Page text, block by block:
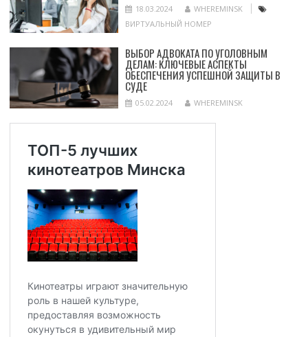
18.03.2024
WHEREMINSK
ВИРТУАЛЬНЫЙ НОМЕР
ВЫБОР АДВОКАТА ПО УГОЛОВНЫМ
ДЕЛАМ: КЛЮЧЕВЫЕ АСПЕКТЫ
ОБЕСПЕЧЕНИЯ УСПЕШНОЙ ЗАЩИТЫ В
СУДЕ
05.02.2024 WHEREMINSK